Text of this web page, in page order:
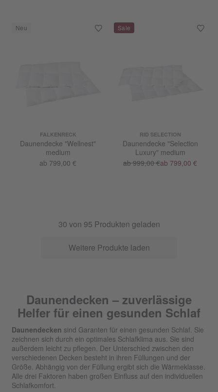
FALKENRECK
Daunendecke "Wellnest"
medium
ab 799,00 €
RID SELECTION
Daunendecke "Selection
Luxury" medium
ab 999,00 €ab 799,00 €
30 von 95 Produkten geladen
Weitere Produkte laden
Daunendecken – zuverlässige
Helfer für einen gesunden Schlaf
Daunendecken sind Garanten für einen gesunden Schlaf. Sie
zeichnen sich durch ein optimales Schlafklima aus. Sie sind
außerdem leicht zu pflegen. Der Unterschied zwischen den
verschiedenen Decken besteht in ihren Füllungen und der
Größe. Abhängig von der Füllung ergibt sich die Wärmeklasse.
Alle drei Faktoren haben großen Einfluss auf den individuellen
Schlafkomfort.